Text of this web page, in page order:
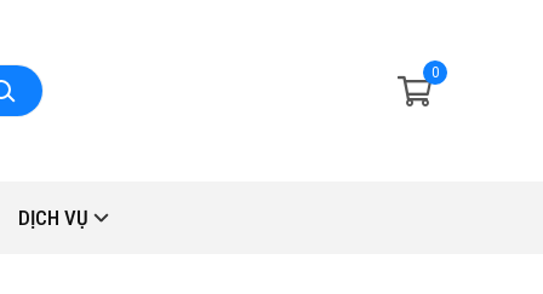
0
DỊCH VỤ